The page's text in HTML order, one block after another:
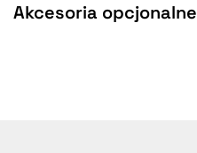
Akcesoria opcjonalne